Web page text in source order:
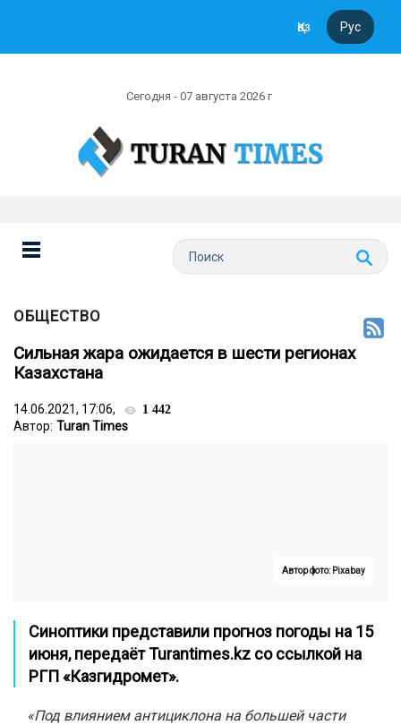
Қаз Рус
Сегодня - 07 августа 2026 г
ОБЩЕСТВО
Сильная жара ожидается в шести регионах
Казахстана
14.06.2021, 17:06, 1 442
Автор: Turan Times
Автор фото: Pixabay
Синоптики представили прогноз погоды на 15
июня, передаётTurantimes.kz со ссылкой на
РГП «Казгидромет».
«Под влиянием антициклона на большей части